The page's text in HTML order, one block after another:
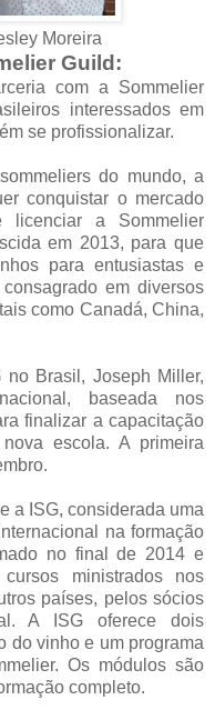
Moreira
Guild:
com a Sommelier
interessados em
se profissionalizar.
do mundo, a
conquistar o mercado
licenciar a Sommelier
em 2013, para que
para entusiastas e
em diversos
como Canadá, China,
Brasil, Joseph Miller,
baseada nos
finalizar a capacitação
escola. A primeira
a ISG, considerada uma
na formação
no final de 2014 e
ministrados nos
países, pelos sócios
A ISG oferece dois
do vinho e um programa
Os módulos são
completo.